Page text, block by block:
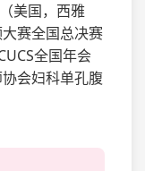
美国，西雅
赛全国总决赛
全国年会
会妇科单孔腹